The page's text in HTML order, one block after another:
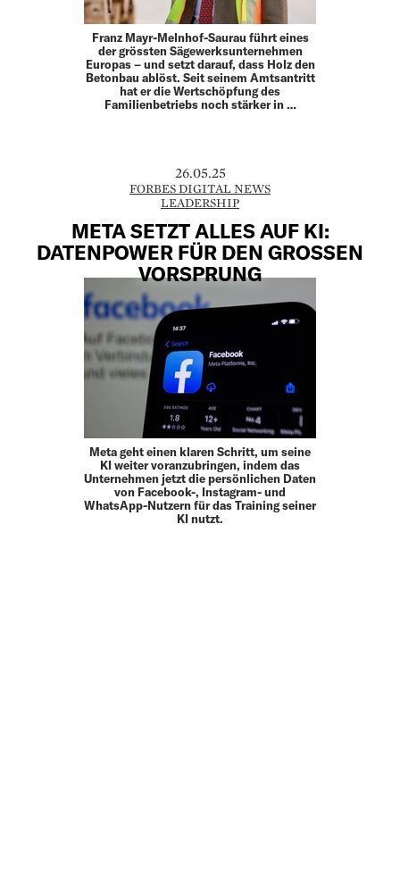
Franz Mayr-Melnhof-Saurau führt eines
der grössten ­Sägewerksunternehmen
Europas – und setzt darauf, dass Holz den
Betonbau ablöst. Seit seinem Amtsantritt
hat er die Wertschöpfung des
Familienbetriebs noch stärker in …
26.05.25
FORBES DIGITAL NEWS
LEADERSHIP
META SETZT ALLES AUF KI:
DATENPOWER FÜR DEN GROSSEN
VORSPRUNG
Meta geht einen klaren Schritt, um seine
KI weiter voranzubringen, indem das
Unternehmen jetzt die persönlichen Daten
von Facebook-, Instagram- und
WhatsApp-Nutzern für das Training seiner
KI nutzt.